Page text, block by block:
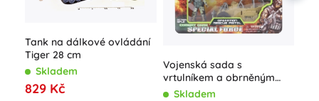
Tank na dálkové ovládání
Tiger 28 cm
Skladem
829 Kč
Vojenská sada s
vrtulníkem a obrněným
autem na baterie
Skladem